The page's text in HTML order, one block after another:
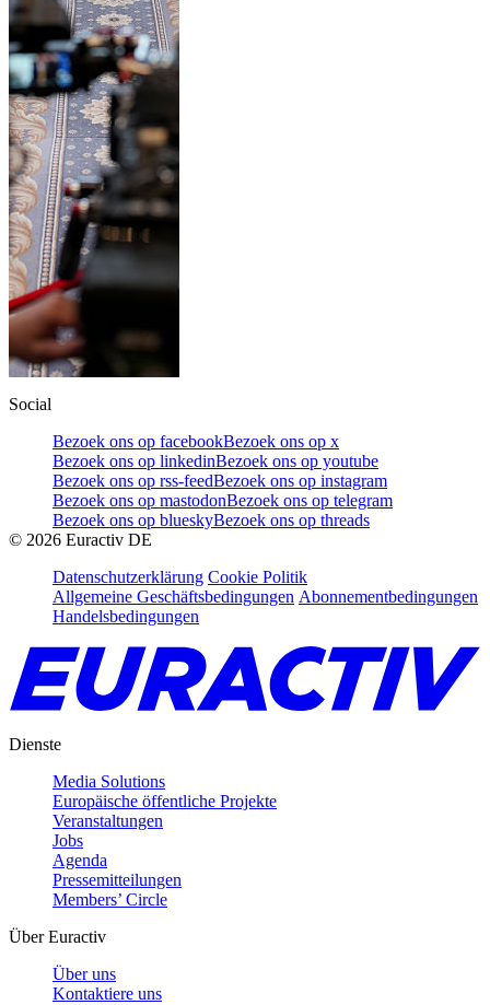
Social
Bezoek ons op facebookBezoek ons op x
Bezoek ons op linkedinBezoek ons op youtube
Bezoek ons op rss-feedBezoek ons op instagram
Bezoek ons op mastodonBezoek ons op telegram
Bezoek ons op blueskyBezoek ons op threads
© 2026 Euractiv DE
Datenschutzerklärung Cookie Politik
Allgemeine Geschäftsbedingungen Abonnementbedingungen
Handelsbedingungen
Dienste
Media Solutions
Europäische öffentliche Projekte
Veranstaltungen
Jobs
Agenda
Pressemitteilungen
Members’ Circle
Über Euractiv
Über uns
Kontaktiere uns